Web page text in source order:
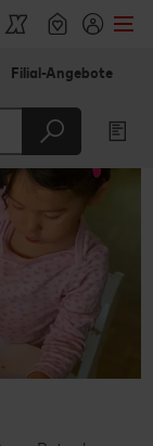
Filial-Angebote